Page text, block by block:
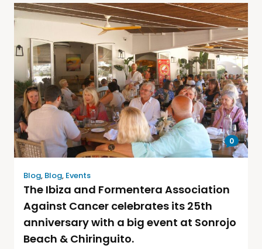
0
Blog, Blog, Events
The Ibiza and Formentera Association
Against Cancer celebrates its 25th
anniversary with a big event at Sonrojo
Beach & Chiringuito.